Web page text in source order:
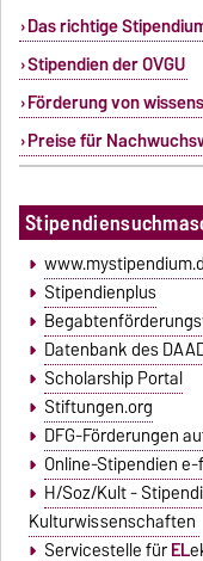
Das richtige
Stipendien der OVGU
Förderung von
Preise für
Stipendienplus
Datenbank des
Scholarship Portal
Stiftungen.org
DFG-Förderungen
Online-Stipendien
H/Soz/Kult -
Kulturwissenschaften
Servicestelle fürEL